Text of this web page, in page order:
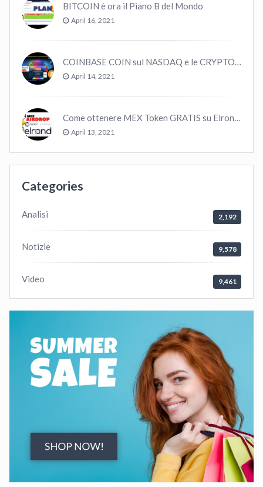
BITCOIN è ora il Piano B del Mondo
April 16, 2021
COINBASE COIN sul NASDAQ e le CRYPTO volano!
April 14, 2021
Come ottenere MEX Token GRATIS su Elrond ?
April 13, 2021
Categories
Analisi 2,192
Notizie 9,578
Video 9,461